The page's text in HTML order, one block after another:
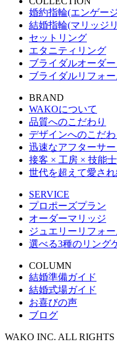
婚約指輪(エンゲー
結婚指輪(マリッジ
セットリング
エタニティリング
ブライダルオーダ
ブライダルリフォー
BRAND
WAKOについて
品質へのこだわり
デザインへのこだわ
迅速なアフターサー
接客 × 工房 × 技能士
世代を超えて愛さ
SERVICE
プロポーズプラン
オーダーマリッジ
ジュエリーリフォ
選べる3種のリング
COLUMN
結婚準備ガイド
結婚式場ガイド
お喜びの声
ブログ
WAKO INC. ALL RIGHTS